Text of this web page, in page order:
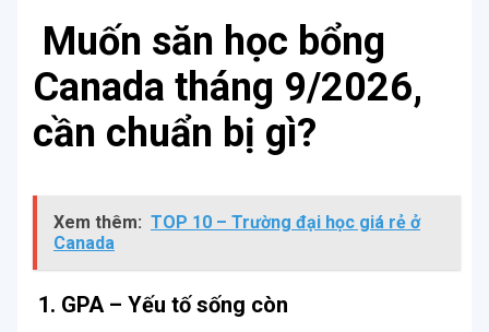
Muốn săn học bổng
Canada tháng 9/2026,
cần chuẩn bị gì?
Xem thêm: TOP 10 – Trường đại học giá rẻ ở
Canada
1. GPA – Yếu tố sống còn